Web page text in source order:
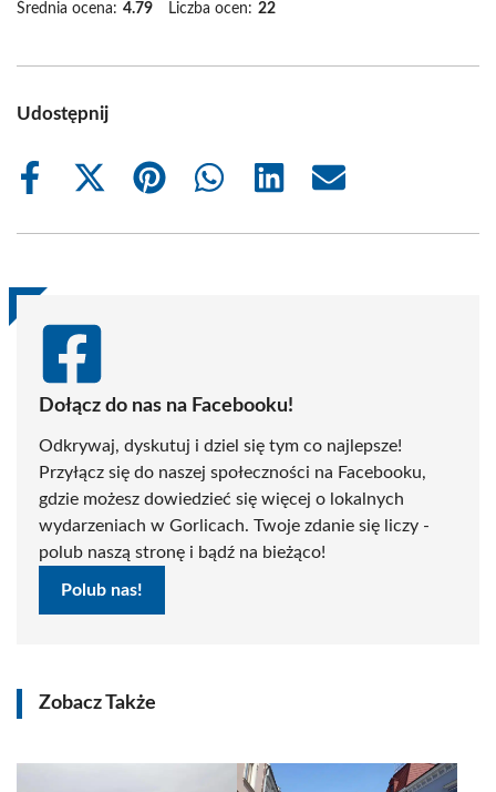
Średnia ocena: 4.79 Liczba ocen: 22
Udostępnij
Share
Share
(Twitter)
Share
Share
Share
Share
Dołącz do nas na Facebooku!
Odkrywaj, dyskutuj i dziel się tym co najlepsze!
Przyłącz się do naszej społeczności na Facebooku,
gdzie możesz dowiedzieć się więcej o lokalnych
wydarzeniach w Gorlicach. Twoje zdanie się liczy -
polub naszą stronę i bądź na bieżąco!
Polub nas!
Zobacz Także